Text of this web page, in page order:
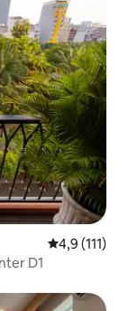
4,9 (111)
D1